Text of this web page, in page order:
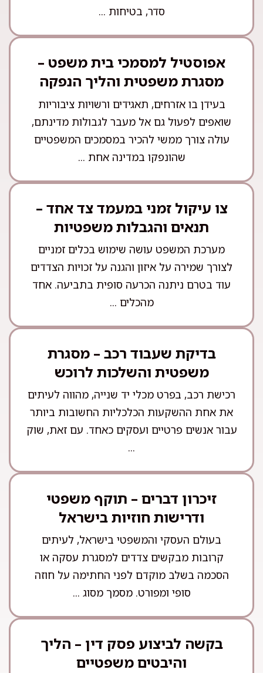
סדר, בטיחות ...
אפוסטיל למסמכי בית משפט –
מסגרת משפטית והליך הנפקה
בעידן בו אזרחים, תאגידים ורשויות ציבוריות
שואפים לפעול גם אל מעבר לגבולות מדינתם,
עולה צורך ממשי להכיר במסמכים המשפטיים
שהונפקו במדינה אחת ...
צו עיקול זמני במעמד צד אחד –
תנאים והגבלות משפטיות
מערכת המשפט עושה שימוש בכלים זמניים
לצורך שמירה על איזון והגנה על זכויות הצדדים
עוד בטרם ניתנה הכרעה סופית בתביעה. אחד
מהכלים ...
בדיקת שעבוד רכב – מסגרת
משפטית והשלכות לרוכש
רכישת רכב, בפרט מכלי יד שנייה, מהווה לעיתים
את אחת ההשקעות הכלכליות החשובות ביותר
עבור אנשים פרטיים ועסקים כאחד. עם זאת, שוק
...
זיכרון דברים – תוקף משפטי
ודרישות חוזיות בישראל
בעולם העסקי והמשפטי בישראל, לעיתים
קרובות מבקשים צדדים למסגרת עסקה או
הסכמה בשלב מוקדם לפני החתימה על חוזה
סופי ומפורט. מסמך מסוג ...
בקשה לביצוע פסק דין – הליך
והיבטים משפטיים